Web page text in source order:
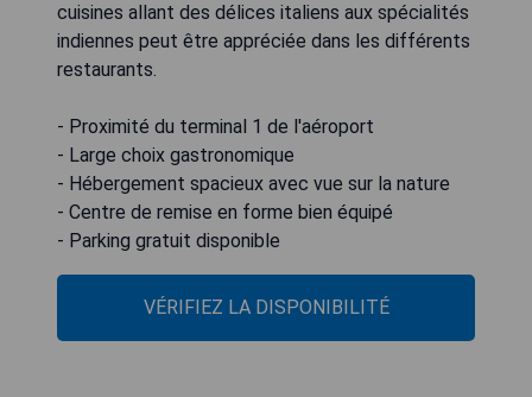
cuisines allant des délices italiens aux spécialités
indiennes peut être appréciée dans les différents
restaurants.
- Proximité du terminal 1 de l'aéroport
- Large choix gastronomique
- Hébergement spacieux avec vue sur la nature
- Centre de remise en forme bien équipé
- Parking gratuit disponible
VÉRIFIEZ LA DISPONIBILITÉ